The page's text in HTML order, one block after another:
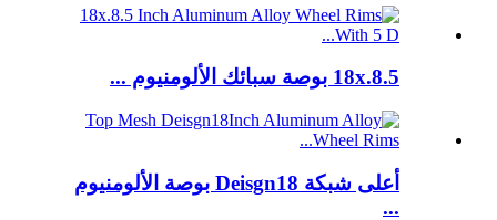
18x.8.5 بوصة سبائك الألومنيوم ...
أعلى شبكة Deisgn18 بوصة الألومنيوم
...